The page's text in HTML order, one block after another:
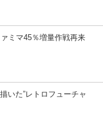
ミマ45％増量作戦再来
いた”レトロフューチャ